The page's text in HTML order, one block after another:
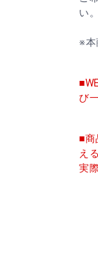
い。
※本
び
■商
え
実